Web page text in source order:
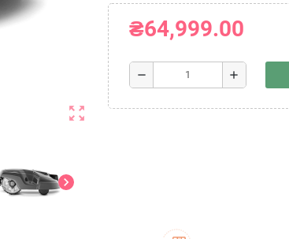
zoom_out_map
chevron_right
₴64,999.00
remove add